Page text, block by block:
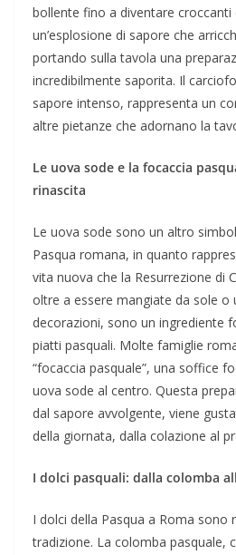
bollente fino a diventare
un’esplosione di sapore che
portando sulla tavola una
incredibilmente saporita. Il
sapore intenso, rappresenta un
altre pietanze che adornano la
Le uova sode e la focaccia
rinascita
Le uova sode sono un altro
Pasqua romana, in quanto
vita nuova che la Resurrezione di
oltre a essere mangiate da sole o
decorazioni, sono un ingrediente
piatti pasquali. Molte famiglie
“focaccia pasquale”, una soffice
uova sode al centro. Questa
dal sapore avvolgente, viene
della giornata, dalla colazione al
I dolci pasquali: dalla colomba
I dolci della Pasqua a Roma sono
tradizione. La colomba pasquale,